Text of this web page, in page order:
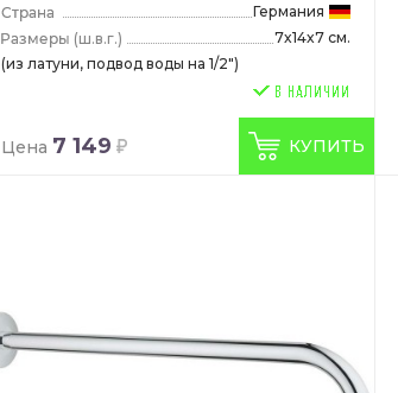
Германия
(ш.в.г.)
7x14x7 см.
(из латуни, подвод воды на 1/2")
Цена 7 149 КУПИТЬ